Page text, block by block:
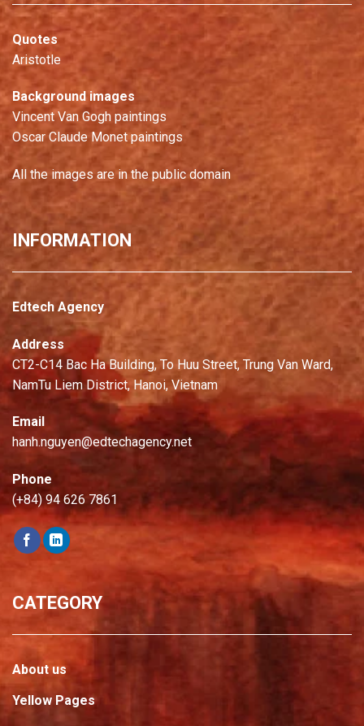
Quotes
Aristotle
Background images
Vincent Van Gogh paintings
Oscar Claude Monet paintings
All the images are in the public domain
INFORMATION
Edtech Agency
Address
CT2-C14 Bac Ha Building, To Huu Street, Trung Van Ward,
NamTu Liem District, Hanoi, Vietnam
Email
hanh.nguyen@edtechagency.net
Phone
(+84) 94 626 7861
CATEGORY
About us
Yellow Pages